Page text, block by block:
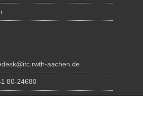
aachen.de
80-24680